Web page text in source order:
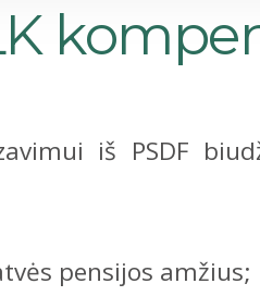
iš PSDF
pensijos amžius;